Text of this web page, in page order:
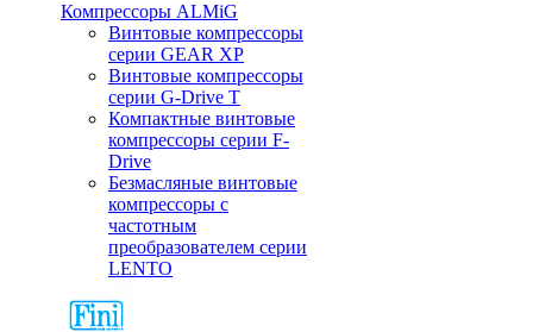
Компрессоры ALMiG
Винтовые компрессоры
серии GEAR XP
Винтовые компрессоры
серии G-Drive T
Компактные винтовые
компрессоры серии F-
Drive
Безмасляные винтовые
компрессоры с
частотным
преобразователем серии
LENTO